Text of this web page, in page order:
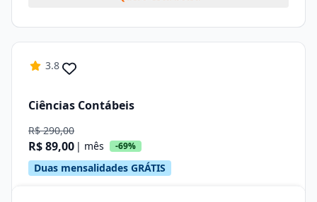
3.8
Ciências Contábeis
R$ 290,00
R$ 89,00 | mês -69%
Duas mensalidades GRÁTIS